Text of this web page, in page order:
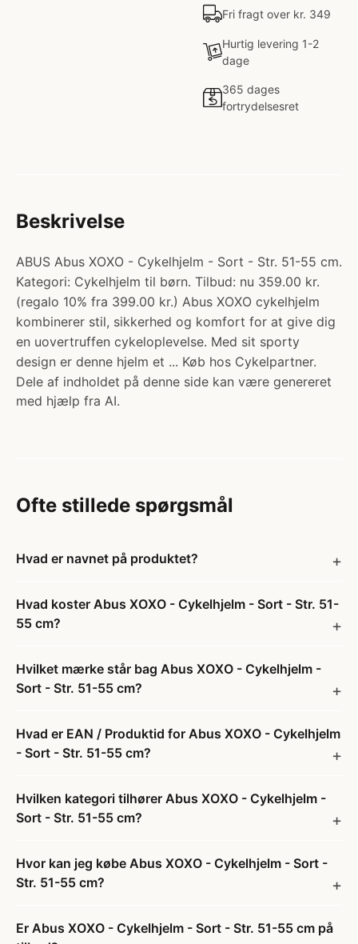
Fri fragt over kr. 349
Hurtig levering 1-2
dage
365 dages
fortrydelsesret
Beskrivelse
ABUS Abus XOXO - Cykelhjelm - Sort - Str. 51-55 cm.
Kategori: Cykelhjelm til børn. Tilbud: nu 359.00 kr.
(regalo 10% fra 399.00 kr.) Abus XOXO cykelhjelm
kombinerer stil, sikkerhed og komfort for at give dig
en uovertruffen cykeloplevelse. Med sit sporty
design er denne hjelm et ... Køb hos Cykelpartner.
Dele af indholdet på denne side kan være genereret
med hjælp fra AI.
Ofte stillede spørgsmål
Hvad er navnet på produktet?
Hvad koster Abus XOXO - Cykelhjelm - Sort - Str. 51-
55 cm?
Hvilket mærke står bag Abus XOXO - Cykelhjelm -
Sort - Str. 51-55 cm?
Hvad er EAN / Produktid for Abus XOXO - Cykelhjelm
- Sort - Str. 51-55 cm?
Hvilken kategori tilhører Abus XOXO - Cykelhjelm -
Sort - Str. 51-55 cm?
Hvor kan jeg købe Abus XOXO - Cykelhjelm - Sort -
Str. 51-55 cm?
Er Abus XOXO - Cykelhjelm - Sort - Str. 51-55 cm på